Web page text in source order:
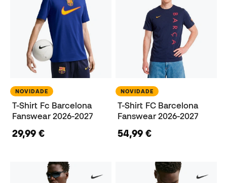
NOVIDADE
T-Shirt Fc Barcelona
Fanswear 2026-2027
29,99 €
NOVIDADE
T-Shirt FC Barcelona
Fanswear 2026-2027
54,99 €